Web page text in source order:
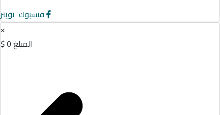
فيسبوك تويتر
×
المبلغ0 $